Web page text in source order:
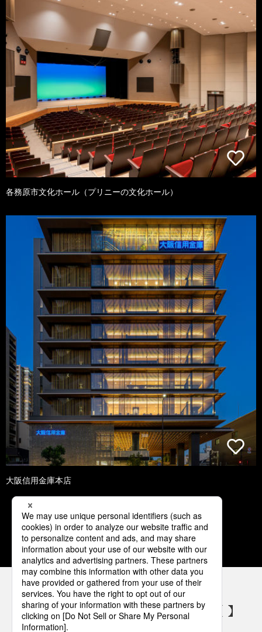
各務原市文化ホール（プリニーの文化ホール）
大阪信用金庫本店
1 2 3 4 5
パナソニックの電気設備 SNSアカウント